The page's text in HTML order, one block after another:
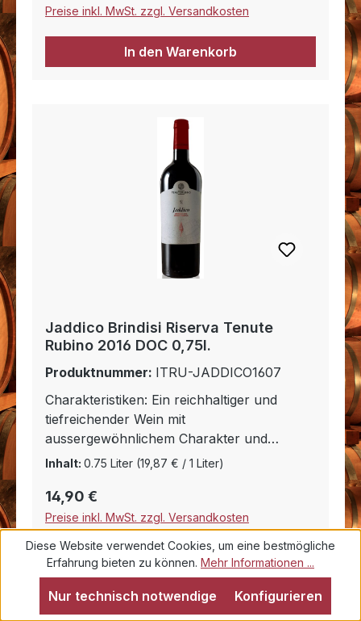
Abgang.
Preise inkl. MwSt. zzgl. Versandkosten
In den Warenkorb
Jaddico Brindisi Riserva Tenute
Rubino 2016 DOC 0,75l.
Produktnummer: ITRU-JADDICO1607
Charakteristiken: Ein reichhaltiger und
tiefreichender Wein mit
aussergewöhnlichem Charakter und
Intensität, Ausdruck der warmen und
Lebenskultur, versprüht Eleganz und
beachtliche Persönlichkeit.
Speiseempfehlungen: Empfehlenswert zu
Bandnudeln mit Wildragout, Gnocchi mit
schwarzen Trüffeln und Steinpilzen, Reh-
und Rindsbraten oder Pferdefleisch. Ideal
auch zu würzigem, abgelagertem Käse.
Inhalt: 0.75 Liter (19,87 € / 1 Liter)
Regulärer Preis:
14,90 €
Preise inkl. MwSt. zzgl. Versandkosten
In den Warenkorb
Diese Website verwendet Cookies, um eine bestmögliche
Erfahrung bieten zu können. Mehr Informationen ...
Nur technisch notwendige Konfigurieren